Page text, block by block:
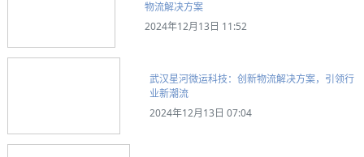
物流解决方案
2024年12月13日 11:52
武汉星河微运科技：创新物流解决方案，引领行
业新潮流
2024年12月13日 07:04